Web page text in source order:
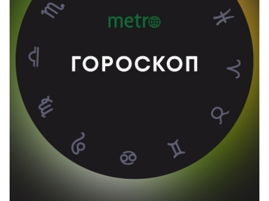
О
Спецпроекты
Звезды